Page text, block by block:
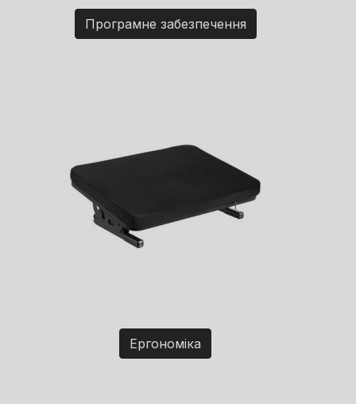
Програмне забезпечення
Ергономіка